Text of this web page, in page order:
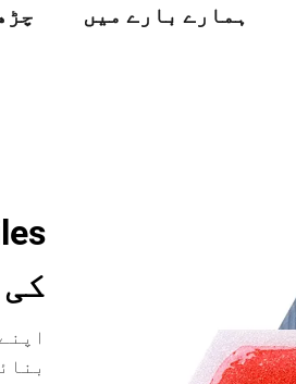
ہمارے بارے میں